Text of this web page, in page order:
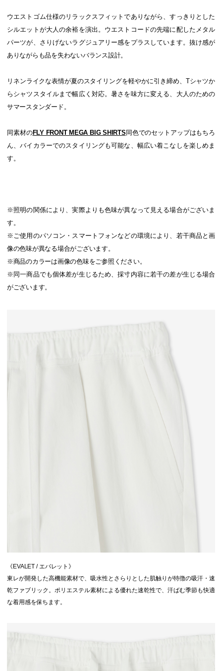
ウエストゴム仕様のリラックスフィットでありながら、すっきりとした
シルエットが大人の余裕を演出。ウエストコードの先端に配したメタル
パーツが、さりげないラグジュアリー感をプラスしています。抜け感が
ありながらも品を失わないバランス設計。
リネンライクな表情が夏のスタイリングを軽やかに引き締め、Tシャツか
らシャツスタイルまで幅広く対応。暑さを味方に変える、大人のための
サマースタンダード。
同素材のFLY FRONT MEGA BIG SHIRTS 同色でのセットアップはもちろ
ん、バイカラーでのスタイリングも可能な、幅広い着こなしを楽しめま
す。
※照明の関係により、実際よりも色味が異なって見える場合がございま
す。
※ご使用のパソコン・スマートフォンなどの環境により、若干商品と画
像の色味が異なる場合がございます。
※商品のカラーは画像の色味をご参照ください。
※同一商品でも個体差が生じるため、採寸内容に若干の差が生じる場合
がございます。
《EVALET / エバレット》
東レが開発した高機能素材で、吸水性とさらりとした肌触りが特徴の吸汗・速
乾ファブリック。ポリエステル素材による優れた速乾性で、汗ばむ季節も快適
な着用感を保ちます。